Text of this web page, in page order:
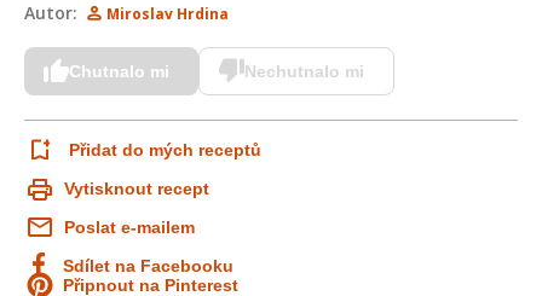
Autor: Miroslav Hrdina
Chutnalo mi Nechutnalo mi
Přidat do mých receptů
Vytisknout recept
Poslat e-mailem
Sdílet na Facebooku
Připnout na Pinterest